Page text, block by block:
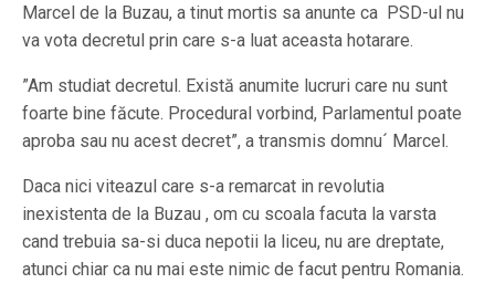
Marcel de la Buzau, a tinut mortis sa anunte ca PSD-ul nu
va vota decretul prin care s-a luat aceasta hotarare.
”Am studiat decretul. Există anumite lucruri care nu sunt
foarte bine făcute. Procedural vorbind, Parlamentul poate
aproba sau nu acest decret”, a transmis domnu´ Marcel.
Daca nici viteazul care s-a remarcat in revolutia
inexistenta de la Buzau , om cu scoala facuta la varsta
cand trebuia sa-si duca nepotii la liceu, nu are dreptate,
atunci chiar ca nu mai este nimic de facut pentru Romania.